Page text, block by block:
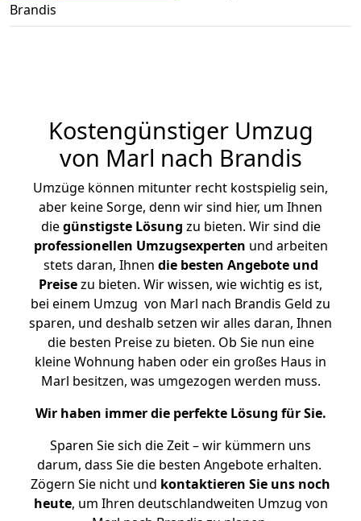
Brandis
Kostengünstiger Umzug
von Marl nach Brandis
Umzüge können mitunter recht kostspielig sein,
aber keine Sorge, denn wir sind hier, um Ihnen
diegünstigste Lösung zu bieten. Wir sind die
professionellen Umzugsexperten und arbeiten
stets daran, Ihnen die besten Angebote und
Preisezu bieten. Wir wissen, wie wichtig es ist,
bei einem Umzug von Marl nach Brandis Geld zu
sparen, und deshalb setzen wir alles daran, Ihnen
die besten Preise zu bieten. Ob Sie nun eine
kleine Wohnung haben oder ein großes Haus in
Marl besitzen, was umgezogen werden muss.
Wir haben immer die perfekte Lösung für Sie.
Sparen Sie sich die Zeit – wir kümmern uns
darum, dass Sie die besten Angebote erhalten.
Zögern Sie nicht und kontaktieren Sie uns noch
heute, um Ihren deutschlandweiten Umzug von